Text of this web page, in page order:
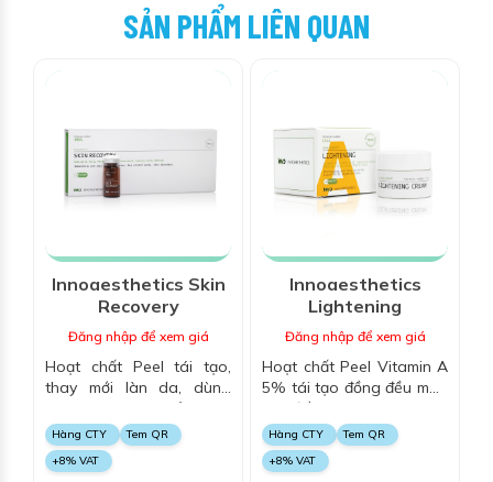
SẢN PHẨM LIÊN QUAN
Innoaesthetics Skin
Recovery
Đăng nhập để xem giá
Hoạt chất Peel tái tạo,
thay mới làn da, dùng
cho mụn bọc, mủ sưng
viêm, giúp thu nhỏ lỗ chân
lông, trắng sáng, trẻ hóa
da
Hàng CTY
Tem QR
+8% VAT
Innoaesthetics
Lightening
Đăng nhập để xem giá
Hoạt chất Peel Vitamin A
5% tái tạo đồng đều màu
da, điều trị mụn bã, thâm
sau mụn
Hàng CTY
Tem QR
+8% VAT